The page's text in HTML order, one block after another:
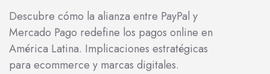
Descubre cómo la alianza entre PayPal y
Mercado Pago redefine los pagos online en
América Latina. Implicaciones estratégicas
para ecommerce y marcas digitales.